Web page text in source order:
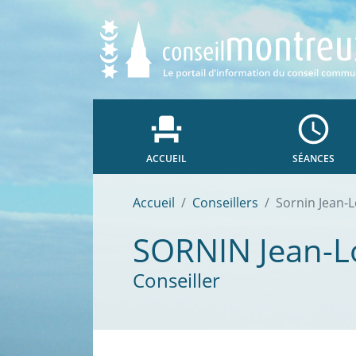
event_seat
ACCUEIL
access_time
SÉANCES
Accueil Conseillers Sornin Jean-
SORNIN Jean-
Conseiller